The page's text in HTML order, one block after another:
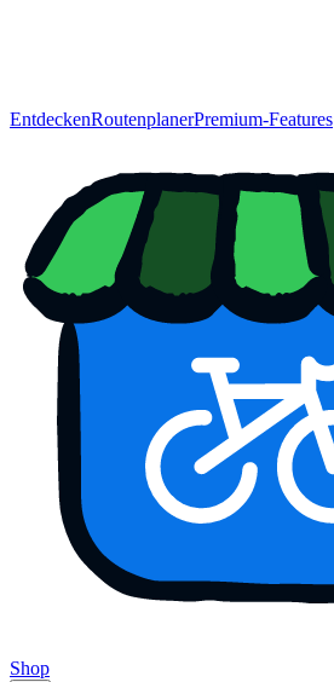
EntdeckenRoutenplanerPremium-Features
Shop